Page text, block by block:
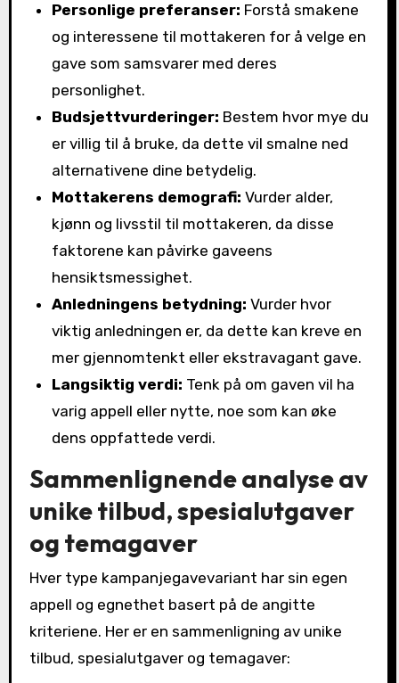
Personlige preferanser: Forstå smakene
og interessene til mottakeren for å velge en
gave som samsvarer med deres
personlighet.
Budsjettvurderinger: Bestem hvor mye du
er villig til å bruke, da dette vil smalne ned
alternativene dine betydelig.
Mottakerens demografi: Vurder alder,
kjønn og livsstil til mottakeren, da disse
faktorene kan påvirke gaveens
hensiktsmessighet.
Anledningens betydning: Vurder hvor
viktig anledningen er, da dette kan kreve en
mer gjennomtenkt eller ekstravagant gave.
Langsiktig verdi: Tenk på om gaven vil ha
varig appell eller nytte, noe som kan øke
dens oppfattede verdi.
Sammenlignende analyse av
unike tilbud, spesialutgaver
og temagaver
Hver type kampanjegavevariant har sin egen
appell og egnethet basert på de angitte
kriteriene. Her er en sammenligning av unike
tilbud, spesialutgaver og temagaver: